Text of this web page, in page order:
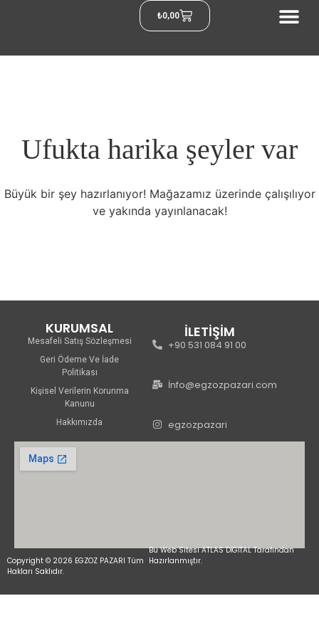
₺0,00
Ufukta harika şeyler var
Büyük bir şey hazırlanıyor! Mağazamız üzerinde çalışılıyor
ve yakında yayınlanacak!
KURUMSAL
Mesafeli Satış Sözleşmesi
Geri Ödeme Ve İade
Politikası
Kişisel Verilerin Korunma
Kanunu
Hakkımızda
İLETİŞİM
+90 531 084 91 00
İnfo@egzozpazari.com
egzozpazari
Copyright © 2026 EGZOZ PAZARI Tüm
Hakları Saklıdır.
Bu Web Sitesi ATLAS DİGİTAL Tarafından
Hazırlanmıştır.